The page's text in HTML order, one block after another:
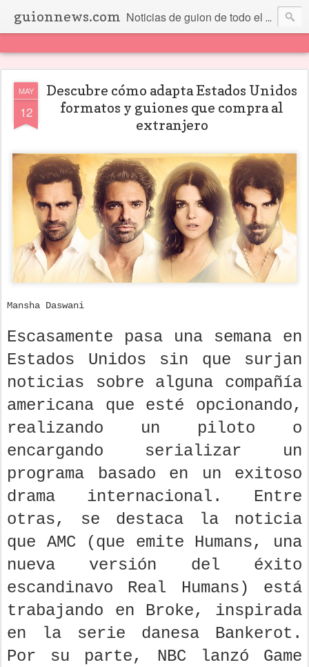
guionnews.com Noticias de guion de todo el mundo... Y más.
MAY
12
Descubre cómo adapta Estados Unidos
formatos y guiones que compra al
extranjero
Mansha Daswani
Escasamente pasa una semana en
Estados Unidos sin que surjan
noticias sobre alguna compañía
americana que esté opcionando,
realizando un piloto o
encargando serializar un
programa basado en un exitoso
drama internacional. Entre
otras, se destaca la noticia
que AMC (que emite Humans, una
nueva versión del éxito
escandinavo Real Humans) está
trabajando en Broke, inspirada
en la serie danesa Bankerot.
Por su parte, NBC lanzó Game